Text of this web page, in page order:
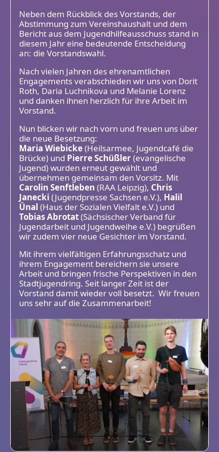
Neben dem Rückblick des Vorstands, der
Abstimmung zum Vereinshaushalt und dem
Bericht aus dem Jugendhilfeausschuss stand in
diesem Jahr eine bedeutende Entscheidung
an: die Vorstandswahl.
Nach vielen Jahren des ehrenamtlichen
Engagements verabschieden wir uns von Dorit
Roth, Daria Luchnikova und Melanie Lorenz
und danken ihnen herzlich für ihre Arbeit im
Vorstand.
Nun blicken wir nach vorn und freuen uns über
die neue Besetzung:
Maria Wiebicke(Heilsarmee, Jugendcafé die
Brücke) und Pierre Schüßler(evangelische
Jugend) wurden erneut gewählt und
übernehmen gemeinsam den Vorsitz. Mit
Carolin Senftleben (RAA Leipzig), Chris
Janecki (Jugendpresse Sachsen e.V.), Halil
Ünal (Haus der Sozialen Vielfalt e.V.) und
Tobias Abrotat(Sächsischer Verband für
Jugendarbeit und Jugendweihe e.V.) begrüßen
wir zudem vier neue Gesichter im Vorstand.
Mit ihrem vielfältigen Erfahrungsschatz und
ihrem Engagement bereichern sie unsere
Arbeit und bringen frische Perspektiven in den
Stadtjugendring. Seit langer Zeit ist der
Vorstand damit wieder voll besetzt. Wir freuen
uns sehr auf die Zusammenarbeit!